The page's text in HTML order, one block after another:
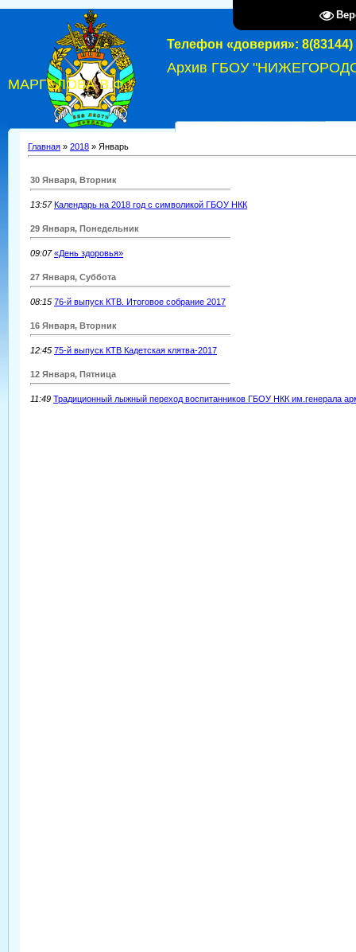
Телефон «доверия»: 8(83144)
Архив ГБОУ
МАРГЕЛОВА В.Ф."
Главная » 2018 » Январь
30 Января, Вторник
13:57 Календарь на 2018 год с символикой ГБОУ НКК
29 Января, Понедельник
09:07 «День здоровья»
27 Января, Суббота
08:15 76-й выпуск КТВ. Итоговое собрание 2017
16 Января, Вторник
12:45 75-й выпуск КТВ Кадетская клятва-2017
12 Января, Пятница
11:49 Традиционный лыжный переход воспитанников ГБОУ НКК им.генерала